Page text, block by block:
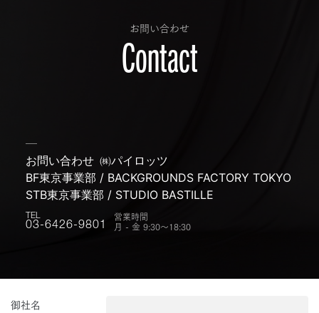
お問い合わせ
Contact
お問い合わせ ㈱パイロッツ
BF東京事業部 / BACKGROUNDS FACTORY TOKYO
STB東京事業部 / STUDIO BASTILLE
TEL
03-6426-9801
営業時間
月 - 金 9:30〜18:30
御社名